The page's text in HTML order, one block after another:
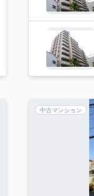
中古マンション